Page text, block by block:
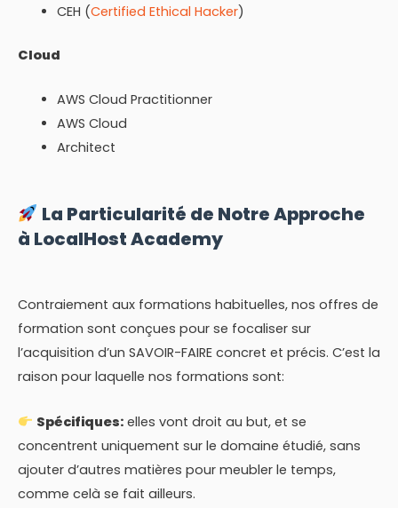
CEH (Certified Ethical Hacker)
Cloud
AWS Cloud Practitionner
AWS Cloud
Architect
La Particularité de Notre Approche
à LocalHost Academy
Contraiement aux formations habituelles, nos offres de
formation sont conçues pour se focaliser sur
l’acquisition d’un SAVOIR-FAIRE concret et précis. C’est la
raison pour laquelle nos formations sont:
Spécifiques:elles vont droit au but, et se
concentrent uniquement sur le domaine étudié, sans
ajouter d’autres matières pour meubler le temps,
comme celà se fait ailleurs.